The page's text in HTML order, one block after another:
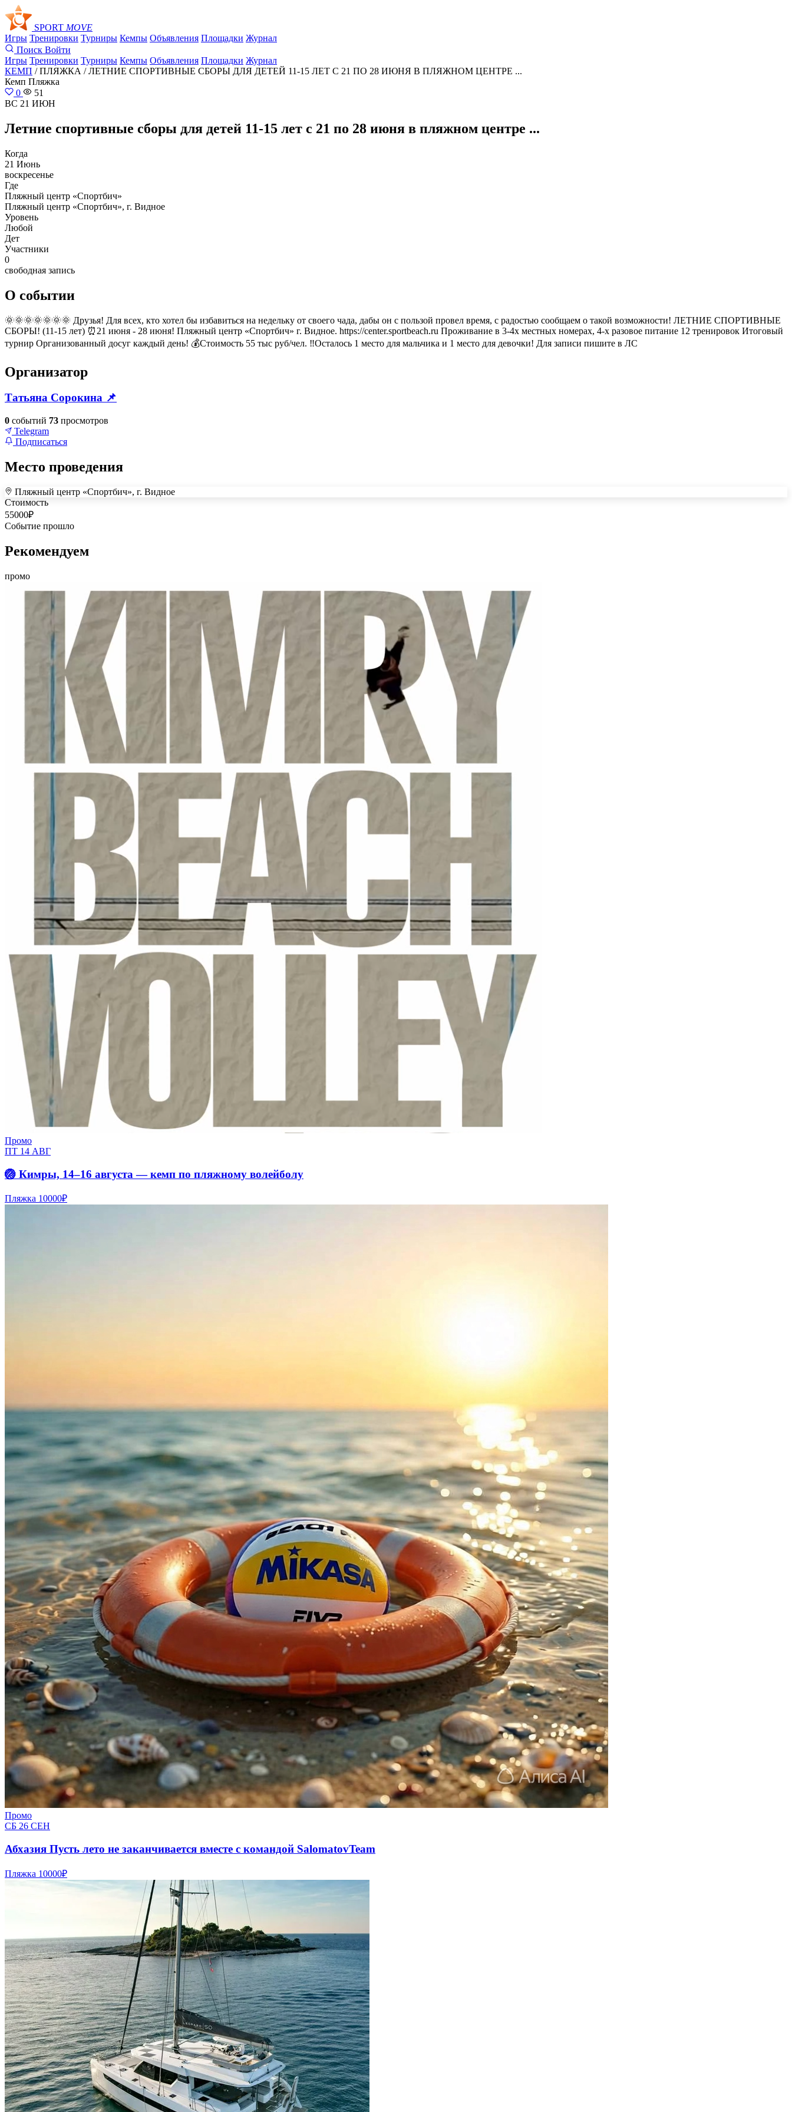
SPORT MOVE
Игры Тренировки Турниры Кемпы Объявления Площадки Журнал
Поиск Войти
Игры Тренировки Турниры Кемпы Объявления Площадки Журнал
КЕМП / ПЛЯЖКА /ЛЕТНИЕ СПОРТИВНЫЕ СБОРЫ ДЛЯ ДЕТЕЙ 11-15 ЛЕТ С 21 ПО 28 ИЮНЯ В ПЛЯЖНОМ ЦЕНТРЕ ...
Кемп Пляжка
0
51
ВС 21 ИЮН
Летние спортивные сборы для детей 11-15 лет с 21 по 28 июня в пляжном центре ...
Когда
21 Июнь
воскресенье
Где
Пляжный центр «Спортбич»
Пляжный центр «Спортбич», г. Видное
Уровень
Любой
Дет
Участники
0
свободная запись
О событии
🌞🌞🌞🌞🌞🌞🌞 Друзья! Для всех, кто хотел бы избавиться на недельку от своего чада, дабы он с пользой провел время, с радостью сообщаем о такой возможности! ЛЕТНИЕ СПОРТИВНЫЕ
СБОРЫ! (11-15 лет) ⏰21 июня - 28 июня! Пляжный центр «Спортбич» г. Видное. https://center.sportbeach.ru Проживание в 3-4х местных номерах, 4-х разовое питание 12 тренировок Итоговый
турнир Организованный досуг каждый день! 💰Стоимость 55 тыс руб/чел. ‼️Осталось 1 место для мальчика и 1 место для девочки! Для записи пишите в ЛС
Организатор
Татьяна Сорокина 📌
0 событий 73 просмотров
Telegram
Подписаться
Место проведения
+
–
Пляжный центр «Спортбич», г. Видное
Стоимость
55000₽
Событие прошло
Рекомендуем
промо
Промо
ПТ 14 АВГ
🏐 Кимры, 14–16 августа — кемп по пляжному волейболу
Пляжка 10000₽
Промо
СБ 26 СЕН
Абхазия Пусть лето не заканчивается вместе с командой SalomatovTeam
Пляжка 10000₽